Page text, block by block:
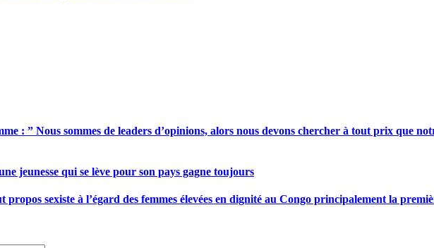
: ” Nous sommes de leaders d’opinions, alors nous devons chercher à tout prix que
jeunesse qui se lève pour son pays gagne toujours
sexiste à l’égard des femmes élevées en dignité au Congo principalement la